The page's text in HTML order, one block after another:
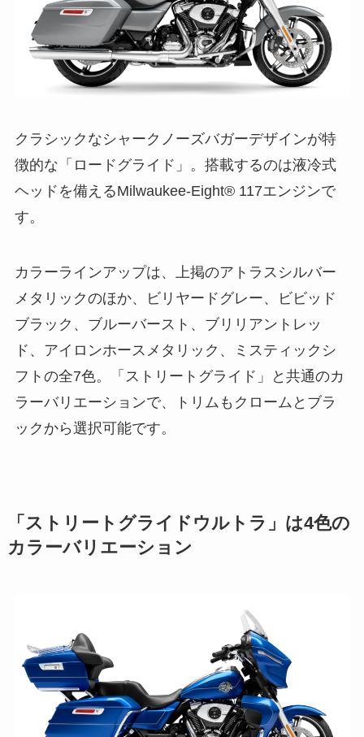
クラシックなシャークノーズバガーデザインが特
徴的な「ロードグライド」。搭載するのは液冷式
ヘッドを備えるMilwaukee-Eight® 117エンジンで
す。
カラーラインアップは、上掲のアトラスシルバー
メタリックのほか、ビリヤードグレー、ビビッド
ブラック、ブルーバースト、ブリリアントレッ
ド、アイロンホースメタリック、ミスティックシ
フトの全7色。「ストリートグライド」と共通のカ
ラーバリエーションで、トリムもクロームとブラ
ックから選択可能です。
「ストリートグライドウルトラ」は4色の
カラーバリエーション